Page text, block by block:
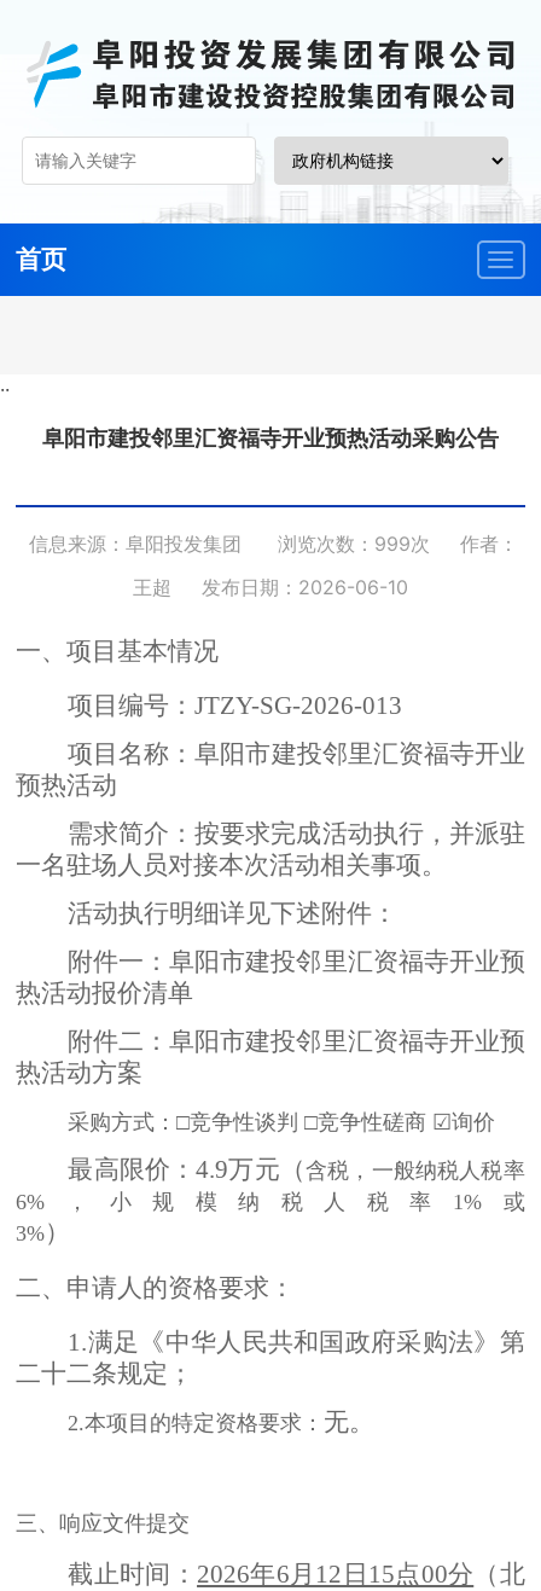
首页
··
阜阳市建投邻里汇资福寺开业预热活动采购公告
信息来源：阜阳投发集团 浏览次数：999次
作者：
王超
发布日期：2026-06-10
一、项目基本情况
项目编号：JTZY-SG-2026-013
项目名称：阜阳市建投邻里汇资福寺开业
预热活动
需求简介：按要求完成活动执行，并派驻
一名驻场人员对接本次活动相关事项。
活动执行明细详见下述附件：
附件一：阜阳市建投邻里汇资福寺开业预
热活动报价清单
附件二：阜阳市建投邻里汇资福寺开业预
热活动方案
采购方式：□竞争性谈判 □竞争性磋商 ☑询价
最高限价：4.9万元 （含税，一般纳税人税率
6%，小规模纳税人税率1%或
3%）
二、申请人的资格要求：
1.满足《中华人民共和国政府采购法》第
二十二条规定；
2.本项目的特定资格要求： 无。
三、响应文件提交
截止时间： 2026年6月12日15点00分 （北